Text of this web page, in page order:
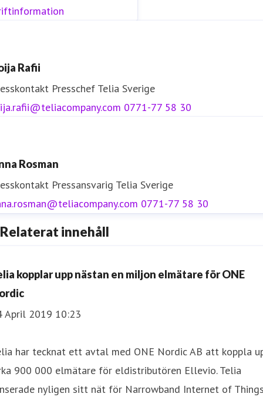
Rafii
Presschef Telia Sverige
0771-77 58 30
Rosman
Pressansvarig Telia Sverige
0771-77 58 30
Relaterat innehåll
kopplar upp nästan en miljon elmätare för ONE
April 2019 10:23
har tecknat ett avtal med ONE Nordic AB att koppla
900 000 elmätare för eldistributören Ellevio. Telia
nyligen sitt nät för Narrowband Internet of